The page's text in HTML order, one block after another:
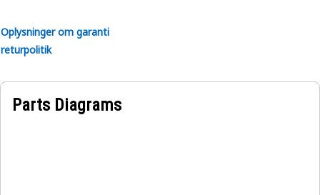
Oplysninger om garanti
returpolitik
Parts Diagrams